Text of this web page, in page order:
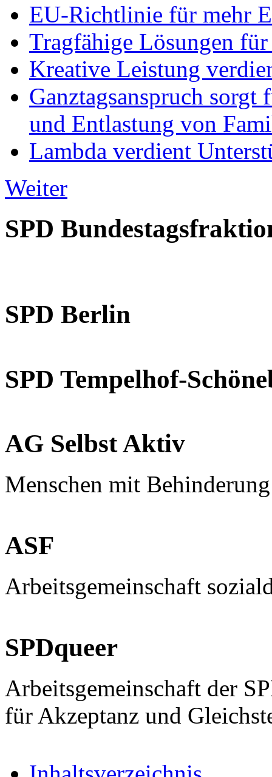
EU-Richtlinie für mehr
Tragfähige Lösungen
Kreative Leistung
Ganztagsanspruch
und Entlastung von
Lambda verdient
Weiter
SPD
SPD Berlin
SPD Tempelhof-
AG Selbst Aktiv
Menschen mit
ASF
Arbeitsgemeinschaft
SPDqueer
Arbeitsgemeinschaft der
für Akzeptanz und